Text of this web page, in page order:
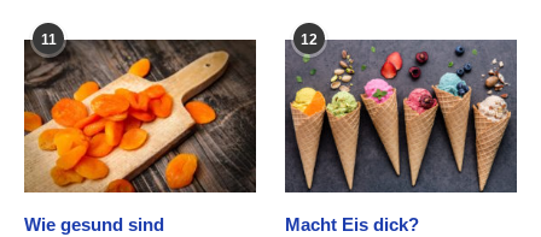
11
Wie gesund sind
12
Macht Eis dick?